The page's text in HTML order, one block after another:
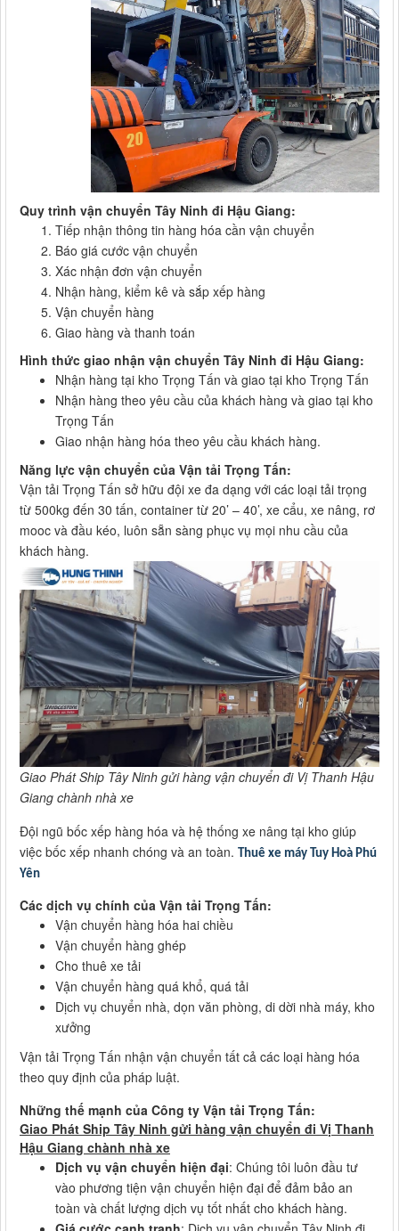
Quy trình vận chuyển Tây Ninh đi Hậu Giang:
Tiếp nhận thông tin hàng hóa cần vận chuyển
Báo giá cước vận chuyển
Xác nhận đơn vận chuyển
Nhận hàng, kiểm kê và sắp xếp hàng
Vận chuyển hàng
Giao hàng và thanh toán
Hình thức giao nhận vận chuyển Tây Ninh đi Hậu Giang:
Nhận hàng tại kho Trọng Tấn và giao tại kho Trọng Tấn
Nhận hàng theo yêu cầu của khách hàng và giao tại kho
Trọng Tấn
Giao nhận hàng hóa theo yêu cầu khách hàng.
Năng lực vận chuyển của Vận tải Trọng Tấn:
Vận tải Trọng Tấn sở hữu đội xe đa dạng với các loại tải trọng
từ 500kg đến 30 tấn, container từ 20’ – 40’, xe cẩu, xe nâng, rơ
mooc và đầu kéo, luôn sẵn sàng phục vụ mọi nhu cầu của
khách hàng.
Giao Phát Ship Tây Ninh gửi hàng vận chuyển đi Vị Thanh Hậu
Giang chành nhà xe
Đội ngũ bốc xếp hàng hóa và hệ thống xe nâng tại kho giúp
việc bốc xếp nhanh chóng và an toàn. Thuê xe máy Tuy Hoà Phú
Yên
Các dịch vụ chính của Vận tải Trọng Tấn:
Vận chuyển hàng hóa hai chiều
Vận chuyển hàng ghép
Cho thuê xe tải
Vận chuyển hàng quá khổ, quá tải
Dịch vụ chuyển nhà, dọn văn phòng, di dời nhà máy, kho
xưởng
Vận tải Trọng Tấn nhận vận chuyển tất cả các loại hàng hóa
theo quy định của pháp luật.
Những thế mạnh của Công ty Vận tải Trọng Tấn:
Giao Phát Ship Tây Ninh gửi hàng vận chuyển đi Vị Thanh
Hậu Giang chành nhà xe
Dịch vụ vận chuyển hiện đại: Chúng tôi luôn đầu tư
vào phương tiện vận chuyển hiện đại để đảm bảo an
toàn và chất lượng dịch vụ tốt nhất cho khách hàng.